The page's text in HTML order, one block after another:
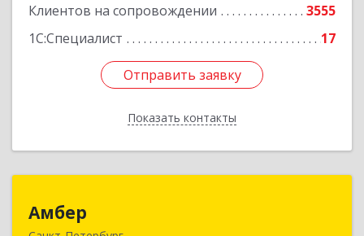
Клиентов на сопровождении
3555
1С:Специалист
17
Отправить заявку
Показать контакты
Отправить заявку
Назад
Амбер